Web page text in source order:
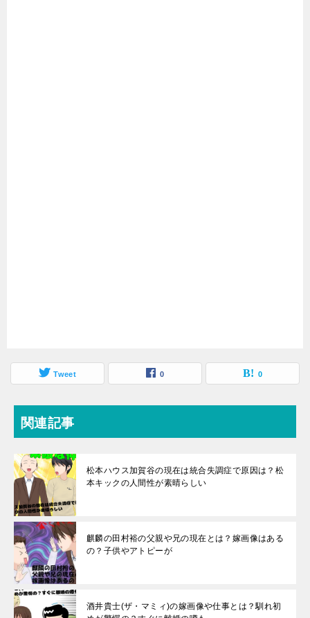
Tweet 0 0
関連記事
松本ハウス加賀谷の現在は統合失調症で原因は？松
本キックの人間性が素晴らしい
麒麟の田村裕の父親や兄の現在とは？嫁画像はある
の？子供やアトピーが
酒井貴士(ザ・マミィ)の嫁画像や仕事とは？馴れ初